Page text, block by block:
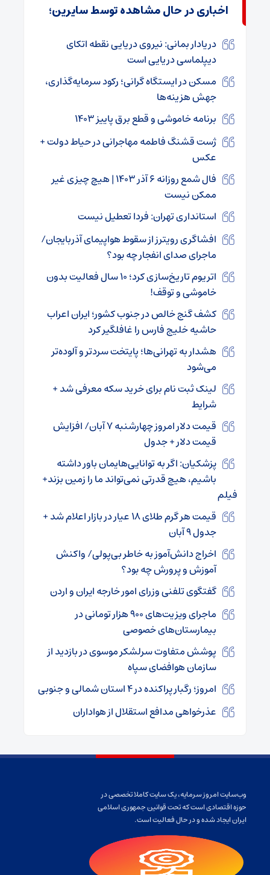
اخباری در حال مشاهده توسط سایرین؛
دریادار بمانی: نیروی دریایی نقطه اتکای
دیپلماسی دریایی است
مسکن در ایستگاه گرانی؛ رکود سرمایه‌گذاری،
جهش هزینه‌ها
برنامه خاموشی و قطع برق پاییز ۱۴۰۳
ژست قشنگ فاطمه مهاجرانی در حیاط دولت +
عکس
فال شمع روزانه ۶ آذر ۱۴۰۳ | هیچ چیزی غیر
ممکن نیست
استانداری تهران: فردا تعطیل نیست
افشاگری رویترز از سقوط هواپیمای آذربایجان/
ماجرای صدای انفجار چه بود؟
اتریوم تاریخ‌سازی کرد؛ ۱۰ سال فعالیت بدون
خاموشی و توقف!
کشف گنج خالص در جنوب کشور؛ ایران اعراب
حاشیه خلیج فارس را غافلگیر کرد
هشدار به تهرانی‌ها؛ پایتخت سردتر و آلوده‌تر
می‌شود
لینک ثبت نام برای خرید سکه معرفی شد +
شرایط
قیمت دلار امروز چهارشنبه ۷ آبان/ افزایش
قیمت دلار + جدول
پزشکیان: اگر به توانایی‌هایمان باور داشته
باشیم، هیچ قدرتی نمی‌تواند ما را زمین بزند+
فیلم
قیمت هر گرم طلای ۱۸ عیار در بازار اعلام شد +
جدول ۹ آبان
اخراج دانش‌آموز به خاطر بی‌پولی/ واکنش
آموزش و پرورش چه بود؟
گفتگوی تلفنی وزرای امور خارجه ایران و اردن
ماجرای ویزیت‌های ۹۰۰ هزار تومانی در
بیمارستان‌های خصوصی
پوشش متفاوت سرلشکر موسوی در بازدید از
سازمان هوافضای سپاه
امروز؛ رگبار پراکنده در ۴ استان شمالی و جنوبی
عذرخواهی مدافع استقلال از هواداران
وب‌سایت امروز سرمایه، یک سایت کاملا تخصصی در
حوزه اقتصادی است که تحت قوانین جمهوری اسلامی
ایران ایجاد شده و در حال فعالیت است.